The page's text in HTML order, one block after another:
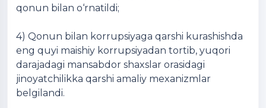
qonun bilan o‘rnatildi;
4) Qonun bilan korrupsiyaga qarshi kurashishda
eng quyi maishiy korrupsiyadan tortib, yuqori
darajadagi mansabdor shaxslar orasidagi
jinoyatchilikka qarshi amaliy mexanizmlar
belgilandi.